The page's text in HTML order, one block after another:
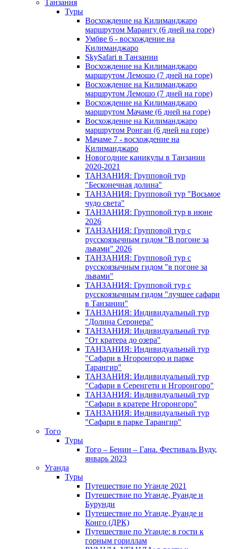
Танзания
Туры
Восхождение на Килиманджаро
маршрутом Марангу (6 дней на горе)
Умбве 6 - восхождение на
Килиманджаро
SkySafari в Танзании
Восхождение на Килиманджаро
маршрутом Лемошо (7 дней на горе)
Восхождение на Килиманджаро
маршрутом Лемошо (7 дней на горе)
Восхождение на Килиманджаро
маршрутом Мачаме (6 дней на горе)
Восхождение на Килиманджаро
маршрутом Ронгаи (6 дней на горе)
Мачаме 7 - восхождение на
Килиманджаро
Новогодние каникулы в Танзании
2020-2021
ТАНЗАНИЯ: Групповой тур
"Бесконечная долина"
ТАНЗАНИЯ: Групповой тур "Восьмое
чудо света"
ТАНЗАНИЯ: Групповой тур в июне
2026
ТАНЗАНИЯ: Групповой тур с
русскоязычным гидом "В погоне за
львами" 2026
ТАНЗАНИЯ: Групповой тур с
русскоязычным гидом "в погоне за
львами"
ТАНЗАНИЯ: Групповой тур с
русскоязычным гидом "лучшее сафари
в Танзании"
ТАНЗАНИЯ: Индивидуальный тур
"Долина Серонера"
ТАНЗАНИЯ: Индивидуальный тур
"От кратера до озера"
ТАНЗАНИЯ: Индивидуальный тур
"Сафари в Нгоронгоро и парке
Тарангир"
ТАНЗАНИЯ: Индивидуальный тур
"Сафари в Серенгети и Нгоронгоро"
ТАНЗАНИЯ: Индивидуальный тур
"Сафари в кратере Нгоронгоро"
ТАНЗАНИЯ: Индивидуальный тур
"Сафари в парке Тарангир"
Того
Туры
Того – Бенин – Гана. Фестиваль Вуду,
январь 2023
Уганда
Туры
Путешествие по Уганде 2021
Путешествие по Уганде, Руанде и
Бурунди
Путешествие по Уганде, Руанде и
Конго (ДРК)
Путешествие по Уганде: в гости к
горным гориллам